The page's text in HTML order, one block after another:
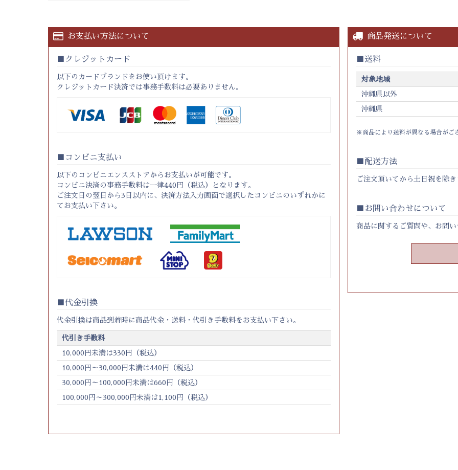
お支払い方法について
クレジットカード
以下のカードブランドをお使い頂けます。
クレジットカード決済では事務手数料は必要ありません。
コンビニ支払い
以下のコンビニエンスストアからお支払いが可能です。
コンビニ決済の事務手数料は一律440円（税込）となります。
ご注文日の翌日から3日以内に、決済方法入力画面で選択したコンビニのいずれかに
てお支払い下さい。
代金引換
代金引換は商品到着時に商品代金・送料・代引き手数料をお支払い下さい。
代引き手数料
10,000円未満は330円（税込）
10,000円～30,000円未満は440円（税込）
30,000円～100,000円未満は660円（税込）
100,000円～300,000円未満は1,100円（税込）
商品発送について
送料
対象地域
沖縄県以外
沖縄県
※商品により送料が異なる場合がご
配送方法
ご注文頂いてから土日祝を除
お問い合わせについて
商品に関するご質問や、お問